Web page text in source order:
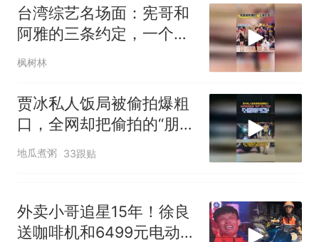
视频丨只要一枚命中就能让航
母瘫痪 轰-6J实力有多强？
泰州父亲的手写家书遗失30
年，网友淘到后寄给女儿：花
全部作废，公平么？
台湾综艺名场面：宪哥和
阿雅的三条约定，一个比
一个敢说
枫树林
贾冰私人饭局被偷拍爆粗
口，全网却把偷拍的“朋
友”骂上了热搜！
地瓜煮粥 33跟贴
外卖小哥追星15年！徐良
送咖啡机和6499元电动